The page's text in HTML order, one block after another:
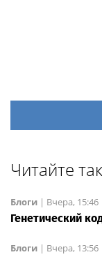
Читайте
Блоги | Вчера, 15:46
Генетический
Блоги | Вчера, 13:56